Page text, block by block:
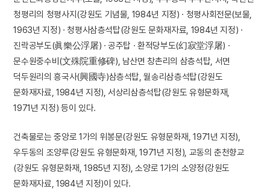
청평리의 청평사지(강원도 기념물, 1984년 지정) · 청평사회전문(보물,
1963년 지정) · 청평사삼층석탑(강원도 문화재자료, 1984년 지정) ·
진락공부도(眞樂公浮屠) · 공주탑 · 환적당부도(幻寂堂浮屠) ·
문수원중수비(文殊院重修碑), 남산면 창촌리의 삼층석탑, 서면
덕두원리의 흥국사(興國寺)삼층석탑, 월송리삼층석탑(강원도
문화재자료, 1984년 지정), 서상리삼층석탑(강원도 유형문화재,
1971년 지정) 등이 있다.
건축물로는 중앙로 1가의 위봉문(강원도 유형문화재, 1971년 지정),
우두동의 조양루(강원도 유형문화재, 1971년 지정), 교동의 춘천향교
(강원도 유형문화재, 1985년 지정), 소양로 1가의 소양정(강원도
문화재자료, 1984년 지정)이 있다.